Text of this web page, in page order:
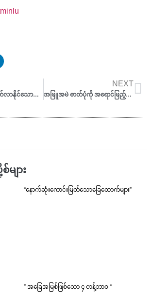
“ပစ္စုပ္ပန်ထဲသို့ ရောက်လာနိုင်သောအိပ်မက်များ”
NEXT
အဖြူအမဲ ဓာတ်ပုံကို အရောင်ဖြည့်သွင်းနည်း
ျား
“နောက်ဆုံးကောင်းမြတ်သောခြေထောက်များ”
” အခြေအမြစ်ဖြစ်သော ၄ တန့်ဘာဝ “